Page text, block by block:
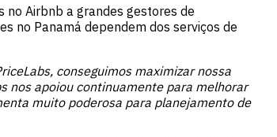
no Airbnb a grandes gestores de
no Panamá dependem dos serviços de
conseguimos maximizar nossa
nos apoiou continuamente para melhorar
muito poderosa para planejamento de